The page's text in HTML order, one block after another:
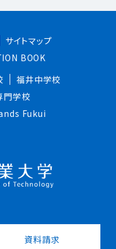
サイトマップ
BOOK
福井中学校
門学校
Fukui
資料請求